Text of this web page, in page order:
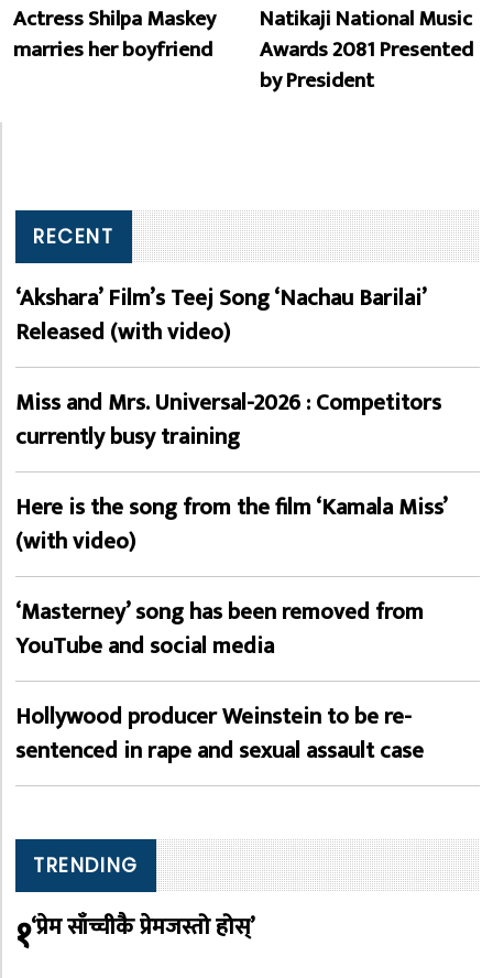
Actress Shilpa Maskey
marries her boyfriend
Natikaji National Music
Awards 2081 Presented
by President
RECENT
‘Akshara’ Film’s Teej Song ‘Nachau Barilai’
Released (with video)
Miss and Mrs. Universal-2026 : Competitors
currently busy training
Here is the song from the film ‘Kamala Miss’
(with video)
‘Masterney’ song has been removed from
YouTube and social media
Hollywood producer Weinstein to be re-
sentenced in rape and sexual assault case
TRENDING
१‘प्रेम साँच्चीकै प्रेमजस्तो होस्’